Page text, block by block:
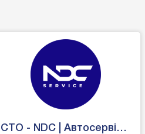
СТО - NDC | Автосервіс